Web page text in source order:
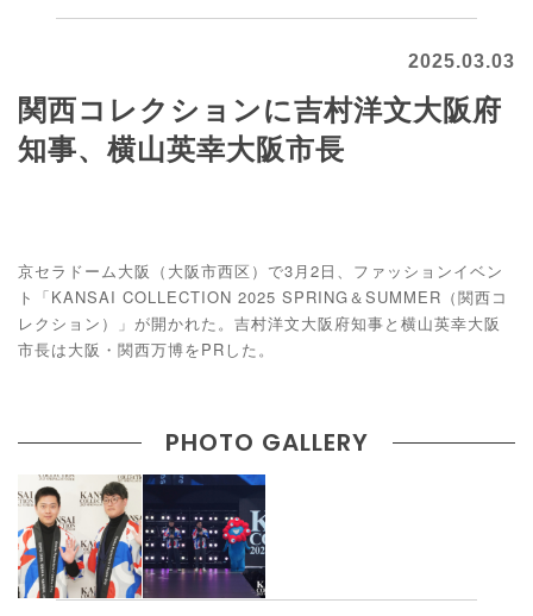
2025.03.03
関西コレクションに吉村洋文大阪府
知事、横山英幸大阪市長
京セラドーム大阪（大阪市西区）で3月2日、ファッションイベン
ト「KANSAI COLLECTION 2025 SPRING＆SUMMER（関西コ
レクション）」が開かれた。吉村洋文大阪府知事と横山英幸大阪
市長は大阪・関西万博をPRした。
PHOTO GALLERY